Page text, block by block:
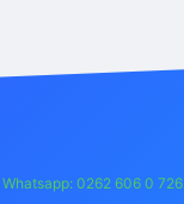
Whatsapp: 0262 606 0 726